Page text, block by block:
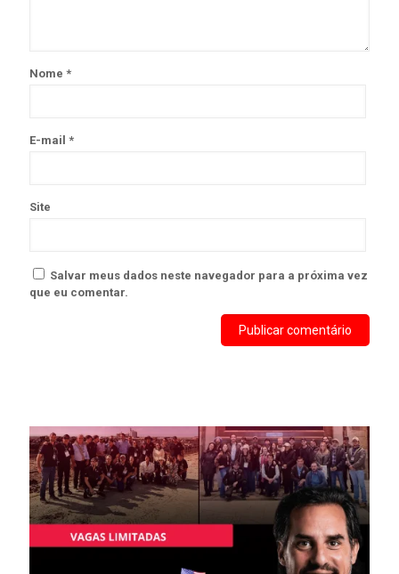
Nome *
E-mail *
Site
Salvar meus dados neste navegador para a próxima vez
que eu comentar.